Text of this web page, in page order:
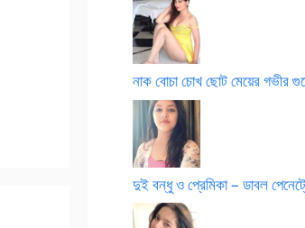
নাক বোচা চোখ ছোট মেয়ের গভীর
দুই বন্ধু ও প্রেমিকা – ডাবল